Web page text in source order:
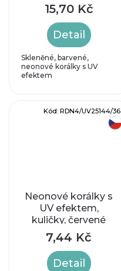
15,70 Kč
Detail
Skleněné, barvené,
neonové korálky s UV
efektem
Neonové korálky s
UV efektem,
kuličky, červené
7,44 Kč
Detail
Kód: RDN4/UV25144/36